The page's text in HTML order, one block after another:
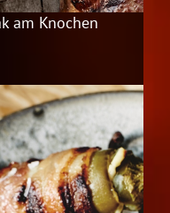
am Knochen